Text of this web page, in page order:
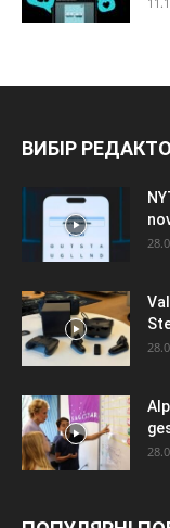
ВИБІР